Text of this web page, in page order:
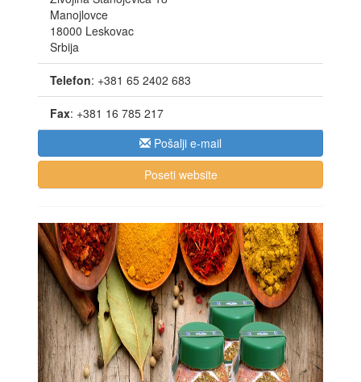
Manojlovce
18000 Leskovac
Srbija
Telefon: +381 65 2402 683
Fax: +381 16 785 217
Pošalji e-mail
Poseti website